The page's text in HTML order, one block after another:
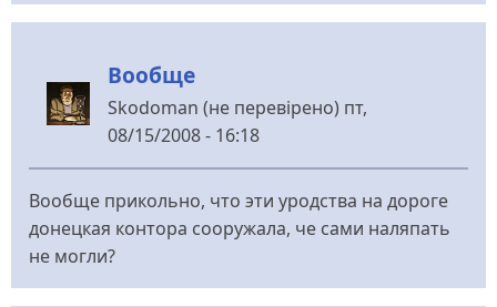
Вообще
Skodoman (не перевірено) пт,
08/15/2008 - 16:18
Вообще прикольно, что эти уродства на дороге
донецкая контора сооружала, че сами наляпать
не могли?